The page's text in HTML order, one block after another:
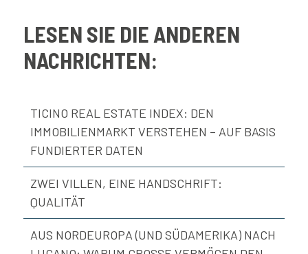
LESEN SIE DIE ANDEREN
NACHRICHTEN:
TICINO REAL ESTATE INDEX: DEN
IMMOBILIENMARKT VERSTEHEN – AUF BASIS
FUNDIERTER DATEN
ZWEI VILLEN, EINE HANDSCHRIFT:
QUALITÄT
AUS NORDEUROPA (UND SÜDAMERIKA) NACH